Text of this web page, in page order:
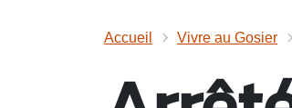
Accueil Vivre au Gosier